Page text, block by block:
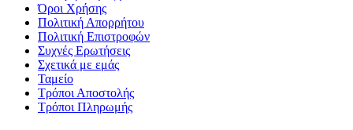
Όροι Χρήσης
Πολιτική Απορρήτου
Πολιτική Επιστροφών
Συχνές Ερωτήσεις
Σχετικά με εμάς
Ταμείο
Τρόποι Αποστολής
Τρόποι Πληρωμής